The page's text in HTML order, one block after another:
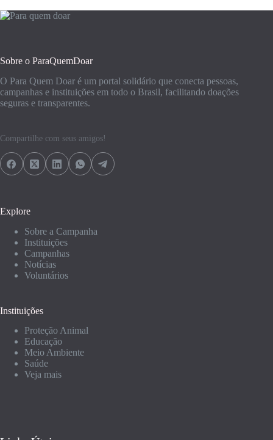
Sobre o ParaQuemDoar
O Para Quem Doar é um portal solidário que conecta pessoas,
campanhas e instituições em todo o Brasil, facilitando doações
seguras e transparentes.
Compartilhe com seus amigos!
Explore
Sobre a Campanha
Instituições
Campanhas
Notícias
Voluntários
Instituições
Proteção Animal
Educação
Meio Ambiente
Saúde
Veja mais